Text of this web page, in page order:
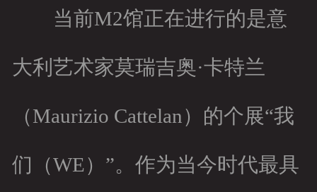
当前M2馆正在进行的是意
大利艺术家莫瑞吉奥·卡特兰
（Maurizio Cattelan）的个展“我
们（WE）”。作为当今时代最具